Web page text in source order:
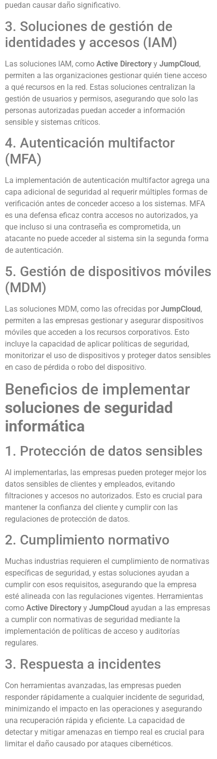
puedan causar daño significativo.
3. Soluciones de gestión de
identidades y accesos (IAM)
Las soluciones IAM, como Active Directory y JumpCloud,
permiten a las organizaciones gestionar quién tiene acceso
a qué recursos en la red. Estas soluciones centralizan la
gestión de usuarios y permisos, asegurando que solo las
personas autorizadas puedan acceder a información
sensible y sistemas críticos.
4. Autenticación multifactor
(MFA)
La implementación de autenticación multifactor agrega una
capa adicional de seguridad al requerir múltiples formas de
verificación antes de conceder acceso a los sistemas. MFA
es una defensa eficaz contra accesos no autorizados, ya
que incluso si una contraseña es comprometida, un
atacante no puede acceder al sistema sin la segunda forma
de autenticación.
5. Gestión de dispositivos móviles
(MDM)
Las soluciones MDM, como las ofrecidas por JumpCloud,
permiten a las empresas gestionar y asegurar dispositivos
móviles que acceden a los recursos corporativos. Esto
incluye la capacidad de aplicar políticas de seguridad,
monitorizar el uso de dispositivos y proteger datos sensibles
en caso de pérdida o robo del dispositivo.
Beneficios de implementar
soluciones de seguridad
informática
1. Protección de datos sensibles
Al implementarlas, las empresas pueden proteger mejor los
datos sensibles de clientes y empleados, evitando
filtraciones y accesos no autorizados. Esto es crucial para
mantener la confianza del cliente y cumplir con las
regulaciones de protección de datos.
2. Cumplimiento normativo
Muchas industrias requieren el cumplimiento de normativas
específicas de seguridad, y estas soluciones ayudan a
cumplir con esos requisitos, asegurando que la empresa
esté alineada con las regulaciones vigentes. Herramientas
como Active Directory y JumpCloud ayudan a las empresas
a cumplir con normativas de seguridad mediante la
implementación de políticas de acceso y auditorías
regulares.
3. Respuesta a incidentes
Con herramientas avanzadas, las empresas pueden
responder rápidamente a cualquier incidente de seguridad,
minimizando el impacto en las operaciones y asegurando
una recuperación rápida y eficiente. La capacidad de
detectar y mitigar amenazas en tiempo real es crucial para
limitar el daño causado por ataques cibernéticos.